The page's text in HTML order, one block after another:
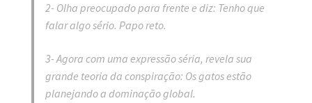
2- Olha preocupado para frente e diz: Tenho que
falar algo sério. Papo reto.
3- Agora com uma expressão séria, revela sua
grande teoria da conspiração: Os gatos estão
planejando a dominação global.